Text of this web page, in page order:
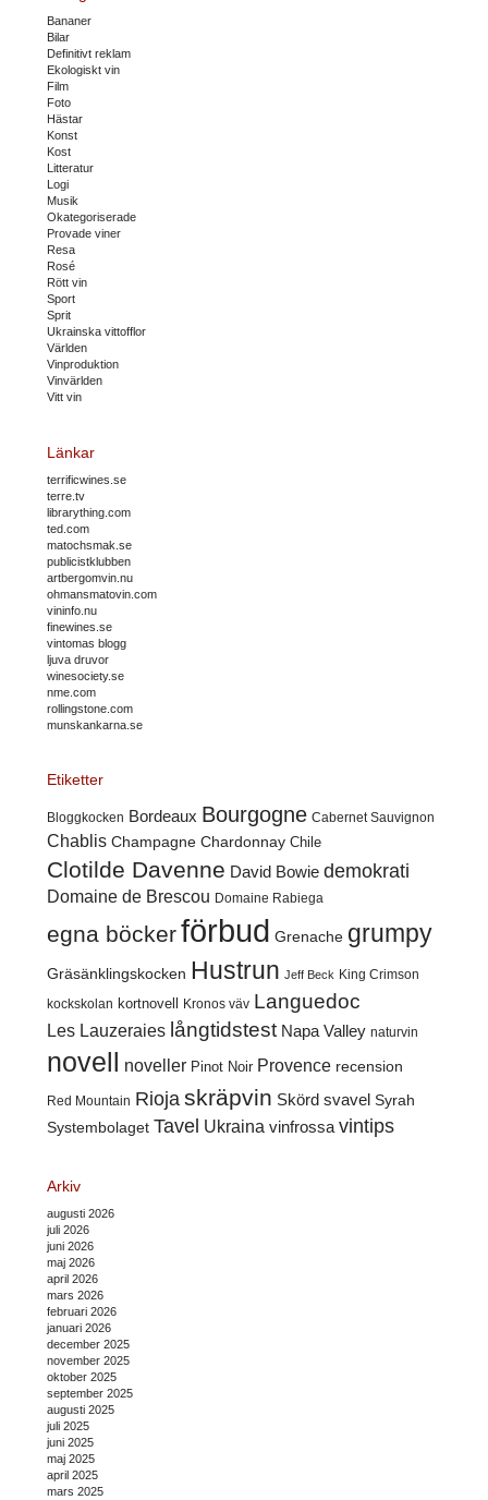
Bananer
Bilar
Definitivt reklam
Ekologiskt vin
Film
Foto
Hästar
Konst
Kost
Litteratur
Logi
Musik
Okategoriserade
Provade viner
Resa
Rosé
Rött vin
Sport
Sprit
Ukrainska vittofflor
Världen
Vinproduktion
Vinvärlden
Vitt vin
Länkar
terrificwines.se
terre.tv
librarything.com
ted.com
matochsmak.se
publicistklubben
artbergomvin.nu
ohmansmatovin.com
vininfo.nu
finewines.se
vintomas blogg
ljuva druvor
winesociety.se
nme.com
rollingstone.com
munskankarna.se
Etiketter
Bloggkocken Bordeaux Bourgogne Cabernet Sauvignon
Chablis Champagne Chardonnay Chile
Clotilde Davenne David Bowie demokrati
Domaine de Brescou Domaine Rabiega
egna böckerförbud Grenache grumpy
Gräsänklingskocken Hustrun Jeff Beck King Crimson
kockskolan kortnovell Kronos väv Languedoc
Les Lauzeraies långtidstest Napa Valley naturvin
novell noveller Pinot Noir Provence recension
Red Mountain Rioja skräpvin Skörd svavel Syrah
Systembolaget Tavel Ukraina vinfrossa vintips
Arkiv
augusti 2026
juli 2026
juni 2026
maj 2026
april 2026
mars 2026
februari 2026
januari 2026
december 2025
november 2025
oktober 2025
september 2025
augusti 2025
juli 2025
juni 2025
maj 2025
april 2025
mars 2025